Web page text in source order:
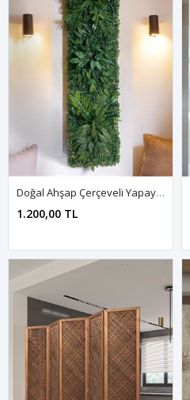
Doğal Ahşap Çerçeveli Yapay Çiçek Duvar Paneli | Dikey Bahçe Dekorasyonu
1.200,00 TL